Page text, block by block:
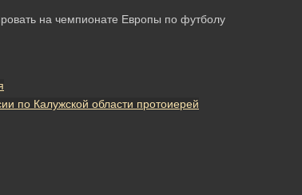
на чемпионате Европы по футболу
по Калужской области протоиерей